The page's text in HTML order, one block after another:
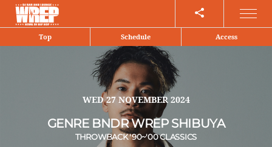
Top Schedule Access
Share
WED 27 NOVEMBER 2024
GENRE BNDR WREP SHIBUYA
THROWBACK '90~'00 CLASSICS